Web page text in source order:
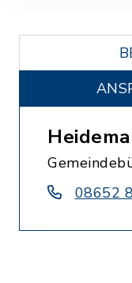
08652